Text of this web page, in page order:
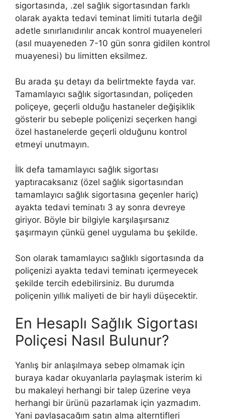
sigortasında, .zel sağlık sigortasından farklı
olarak ayakta tedavi teminat limiti tutarla değil
adetle sınırlanıdırılır ancak kontrol muayeneleri
(asıl muayeneden 7-10 gün sonra gidilen kontrol
muayenesi) bu limitten eksilmez.
Bu arada şu detayı da belirtmekte fayda var.
Tamamlayıcı sağlık sigortasından, poliçeden
poliçeye, geçerli olduğu hastaneler değişiklik
gösterir bu sebeple poliçenizi seçerken hangi
özel hastanelerde geçerli olduğunu kontrol
etmeyi unutmayın.
İlk defa tamamlayıcı sağlık sigortası
yaptıracaksanız (özel sağlık sigortasından
tamamlayıcı sağlık sigortasına geçenler hariç)
ayakta tedavi teminatı 3 ay sonra devreye
giriyor. Böyle bir bilgiyle karşılaşırsanız
şaşırmayın çünkü genel uygulama bu şekilde.
Son olarak tamamlayıcı sağlıklı sigortasında da
poliçenizi ayakta tedavi teminatı içermeyecek
şekilde tercih edebilirsiniz. Bu durumda
poliçenin yıllık maliyeti de bir hayli düşecektir.
En Hesaplı Sağlık Sigortası
Poliçesi Nasıl Bulunur?
Yanlış bir anlaşılmaya sebep olmamak için
buraya kadar okuyanlarla paylaşmak isterim ki
bu makaleyi herhangi bir talep üzerine veya
herhangi bir ürünü pazarlamak için yazmadım.
Yani paylaşacağım satın alma alterntifleri